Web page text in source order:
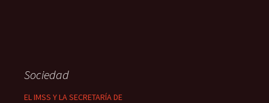
Sociedad
EL IMSS Y LA SECRETARÍA DE